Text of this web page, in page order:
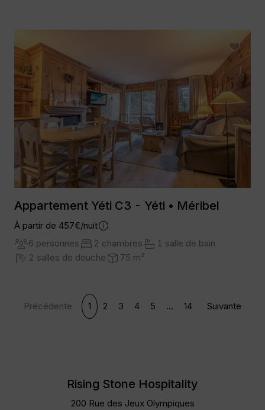
Appartement Yéti C3 - Yéti • Méribel
À partir de 457€/nuit
6 personnes
2 chambres
1 salle de bain
2 salles de douche
75 m²
Précédente 1 2 3 4 5 ... 14 Suivante
Rising Stone Hospitality
200 Rue des Jeux Olympiques